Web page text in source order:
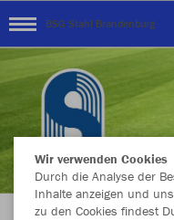
BSG Stahl Brandenburg
Wir verwenden Cookies
Durch die Analyse der
Inhalte anzeigen und
zu den Cookies findest